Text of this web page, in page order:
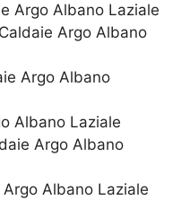
Argo Albano Laziale
Caldaie Argo Albano
Argo Albano
Albano Laziale
Argo Albano
Argo Albano Laziale